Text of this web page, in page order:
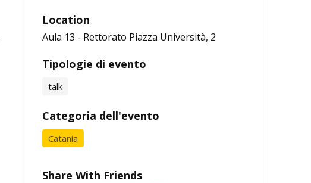
Location
Aula 13 - Rettorato Piazza Università, 2
Tipologie di evento
talk
Categoria dell'evento
Catania
Share With Friends